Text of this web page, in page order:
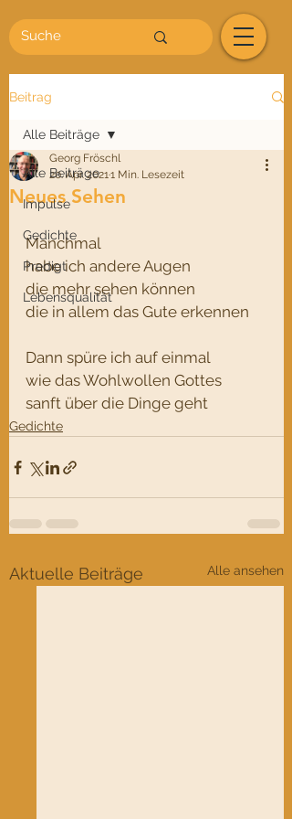
Beitrag
Alle Beiträge
Impulse
Gedichte
Predigt
Lebensqualität
Alle Beiträge
Neues Sehen
Georg Fröschl
20. Apr. 20211 Min. Lesezeit
Manchmal
habe ich andere Augen
die mehr sehen können
die in allem das Gute erkennen
Dann spüre ich auf einmal
wie das Wohlwollen Gottes
sanft über die Dinge geht
Gedichte
Aktuelle Beiträge Alle ansehen